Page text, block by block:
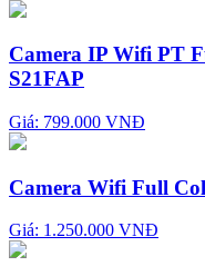
Camera IP Wifi PT
S21FAP
Giá: 799.000 VNĐ
Camera Wifi Full
Giá: 1.250.000 VNĐ